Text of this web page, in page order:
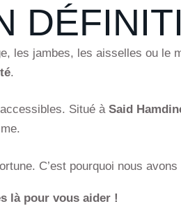
là pour vous aider !
les jambes, les aisselles ou le
.
Situé à Said
C’est pourquoi nous